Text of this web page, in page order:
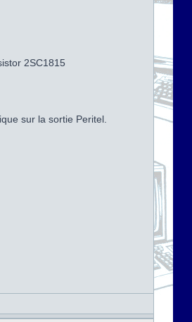
2SC1815
sur la sortie Peritel.